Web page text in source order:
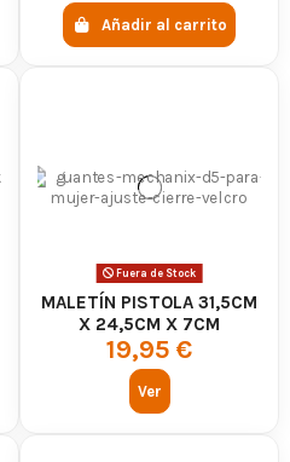
Añadir al carrito
Fuera de Stock
MALETÍN PISTOLA 31,5CM
X 24,5CM X 7CM
19,95 €
Ver